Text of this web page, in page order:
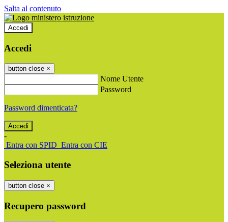
Salta al contenuto
Accedi
Accedi
button close ×
Nome Utente
Password
Password dimenticata?
-
Entra con SPID Entra con CIE
Seleziona utente
button close ×
Recupero password